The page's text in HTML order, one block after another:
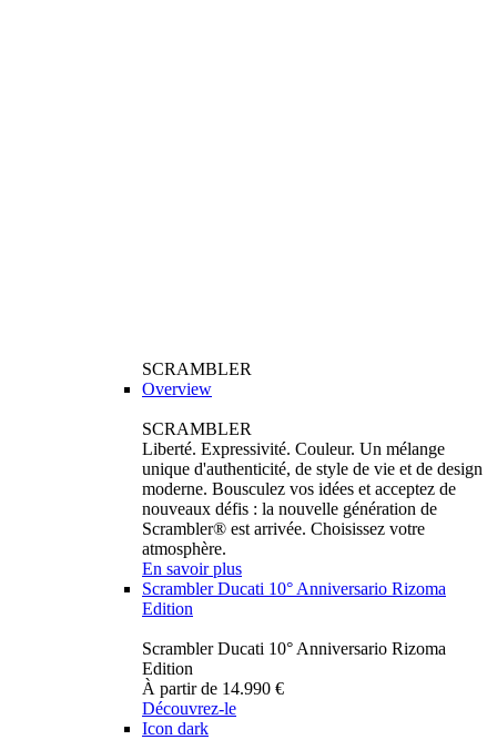
SCRAMBLER
Overview
SCRAMBLER
Liberté. Expressivité. Couleur. Un mélange
unique d'authenticité, de style de vie et de design
moderne. Bousculez vos idées et acceptez de
nouveaux défis : la nouvelle génération de
Scrambler® est arrivée. Choisissez votre
atmosphère.
En savoir plus
Scrambler Ducati 10° Anniversario Rizoma
Edition
Scrambler Ducati 10° Anniversario Rizoma
Edition
À partir de 14.990 €
Découvrez-le
Icon dark